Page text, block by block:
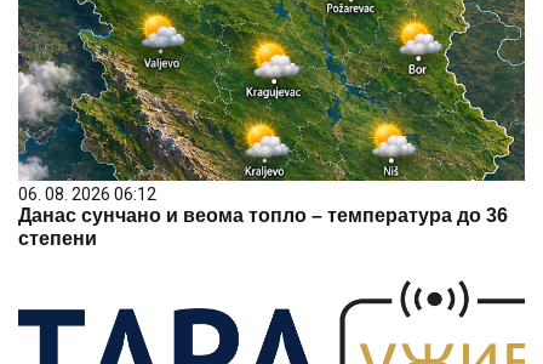
06. 08. 2026 06:12
Данас сунчано и веома топло – температура до 36
степени